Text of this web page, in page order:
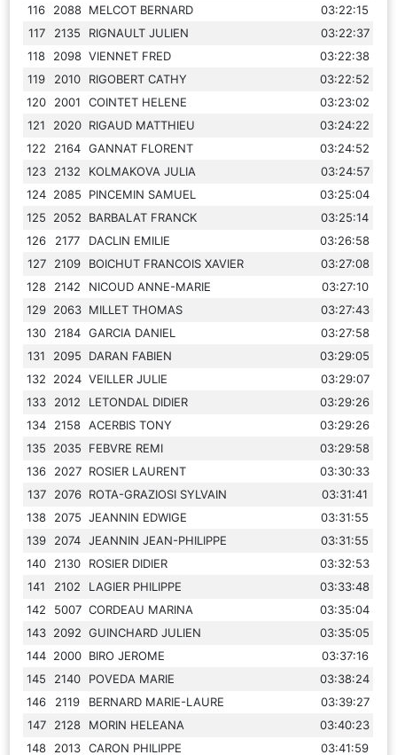
116
2088 MELCOT BERNARD
03:22:15
117
2135 RIGNAULT JULIEN
03:22:37
118
2098 VIENNET FRED
03:22:38
119
2010 RIGOBERT CATHY
03:22:52
120
2001 COINTET HELENE
03:23:02
121
2020 RIGAUD MATTHIEU
03:24:22
122
2164 GANNAT FLORENT
03:24:52
123
2132 KOLMAKOVA JULIA
03:24:57
124 2085 PINCEMIN SAMUEL
03:25:04
125
2052 BARBALAT FRANCK
03:25:14
126
2177 DACLIN EMILIE
03:26:58
127
2109 BOICHUT FRANCOIS XAVIER
03:27:08
128
2142 NICOUD ANNE-MARIE
03:27:10
129 2063 MILLET THOMAS
03:27:43
130
2184 GARCIA DANIEL
03:27:58
131
2095 DARAN FABIEN
03:29:05
132
2024 VEILLER JULIE
03:29:07
133
2012 LETONDAL DIDIER
03:29:26
134
2158 ACERBIS TONY
03:29:26
135
2035 FEBVRE REMI
03:29:58
136
2027 ROSIER LAURENT
03:30:33
137
2076 ROTA-GRAZIOSI SYLVAIN
03:31:41
138
2075 JEANNIN EDWIGE
03:31:55
139
2074 JEANNIN JEAN-PHILIPPE
03:31:55
140
2130 ROSIER DIDIER
03:32:53
141
2102 LAGIER PHILIPPE
03:33:48
142
5007 CORDEAU MARINA
03:35:04
143 2092 GUINCHARD JULIEN
03:35:05
144 2000 BIRO JEROME
03:37:16
145
2140 POVEDA MARIE
03:38:24
146
2119 BERNARD MARIE-LAURE
03:39:27
147
2128 MORIN HELEANA
03:40:23
148
2013 CARON PHILIPPE
03:41:59